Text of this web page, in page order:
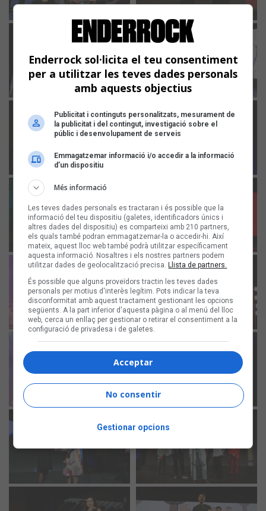
Enderrock sol·licita el teu consentiment
per a utilitzar les teves dades personals
amb aquests objectius
Publicitat i continguts personalitzats, mesurament de
la publicitat i del contingut, investigació sobre el
públic i desenvolupament de serveis
Emmagatzemar informació i/o accedir a la informació
d’un dispositiu
Més informació
Les teves dades personals es tractaran i és possible que la
informació del teu dispositiu (galetes, identificadors únics i
altres dades del dispositiu) es comparteixi amb 210 partners,
els quals també podran emmagatzemar-la o accedir-hi. Així
mateix, aquest lloc web també podrà utilitzar específicament
aquesta informació. Nosaltres i els nostres partners podem
utilitzar dades de geolocalització precisa. Llista de partners.
És possible que alguns proveïdors tractin les teves dades
personals per motius d'interès legítim. Pots indicar la teva
disconformitat amb aquest tractament gestionant les opcions
següents. A la part inferior d'aquesta pàgina o al menú del lloc
web, cerca un enllaç per gestionar o retirar el consentiment a la
configuració de privadesa i de galetes.
Acceptar
No consentir
Gestionar opcions